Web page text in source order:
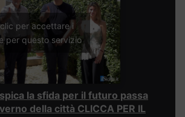
per accettare i
per questo servizio
la sfida per il futuro passa
della città CLICCA PER IL